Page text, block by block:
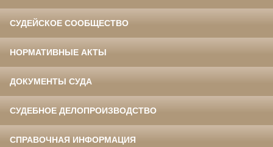
СУДЕЙСКОЕ СООБЩЕСТВО
НОРМАТИВНЫЕ АКТЫ
ДОКУМЕНТЫ СУДА
СУДЕБНОЕ ДЕЛОПРОИЗВОДСТВО
СПРАВОЧНАЯ ИНФОРМАЦИЯ